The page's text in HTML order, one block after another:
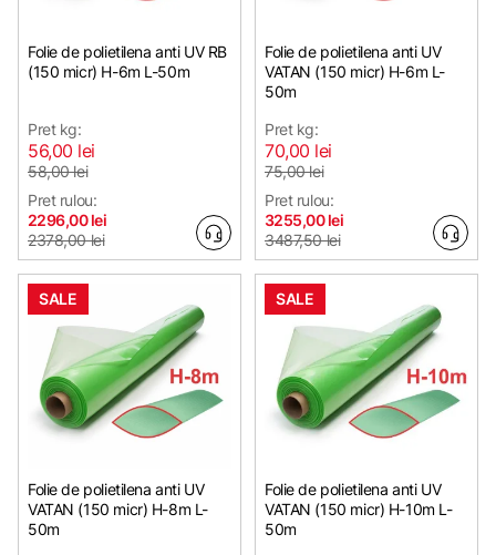
Folie de polietilena anti UV RB
(150 micr) H-6m L-50m
Pret kg:
56,00 lei
58,00 lei
Pret rulou:
2296,00 lei
2378,00 lei
Folie de polietilena anti UV
VATAN (150 micr) H-6m L-
50m
Pret kg:
70,00 lei
75,00 lei
Pret rulou:
3255,00 lei
3487,50 lei
SALE
Folie de polietilena anti UV
VATAN (150 micr) H-8m L-
50m
SALE
Folie de polietilena anti UV
VATAN (150 micr) H-10m L-
50m